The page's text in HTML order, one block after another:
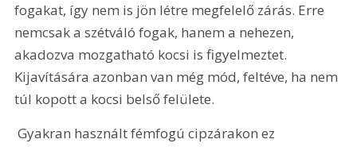
fogakat, így nem is jön létre megfelelő zárás. Erre
nemcsak a szétváló fogak, hanem a nehezen,
akadozva mozgatható kocsi is figyelmeztet.
Kijavítására azonban van még mód, feltéve, ha nem
túl kopott a kocsi belső felülete.
Gyakran használt fémfogú cipzárakon ez